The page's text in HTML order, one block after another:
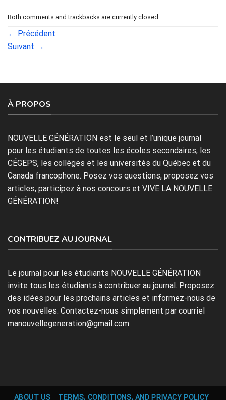
Both comments and trackbacks are currently closed.
← Précédent
Suivant →
À PROPOS
NOUVELLE GÉNÉRATION est le seul et l’unique journal
pour les étudiants de toutes les écoles secondaires, les
CÉGEPS, les collèges et les universités du Québec et du
Canada francophone. Posez vos questions, proposez vos
articles, participez à nos concours et VIVE LA NOUVELLE
GÉNÉRATION!
CONTRIBUEZ AU JOURNAL
Le journal pour les étudiants NOUVELLE GÉNÉRATION
invite tous les étudiants à contribuer au journal. Proposez
des idées pour les prochains articles et informez-nous de
vos nouvelles. Contactez-nous simplement par courriel
manouvellegeneration@gmail.com
ABOUT US TERMS, CONDITIONS, AND PRIVACY POLICY